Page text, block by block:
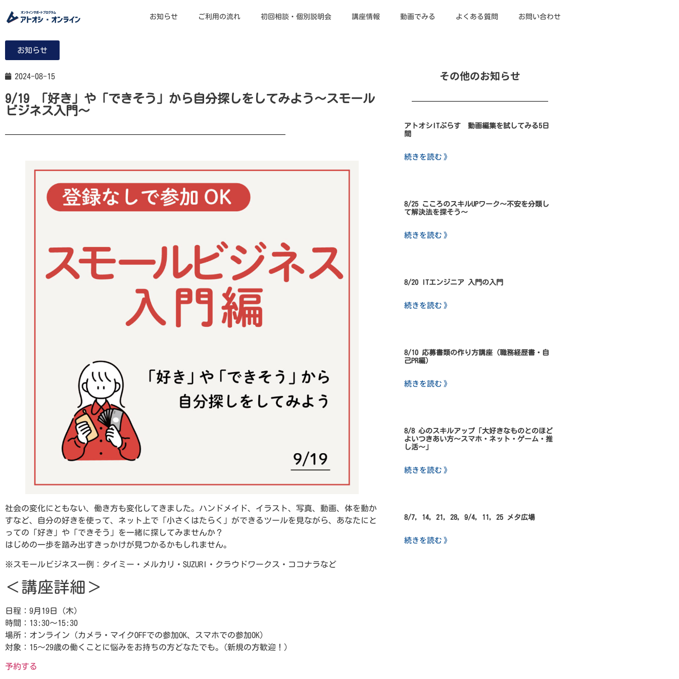
お知らせ ご利用の流れ 初回相談・個別説明会 講座情報 動画でみる よくある質問 お問い合わせ
お知らせ
2024-08-15
9/19 「好き」や「できそう」から自分探しをしてみよう～スモール
ビジネス入門～
社会の変化にともない、働き方も変化してきました。ハンドメイド、イラスト、写真、動画、体を動か
すなど、自分の好きを使って、ネット上で「小さくはたらく」ができるツールを見ながら、あなたにと
っての「好き」や「できそう」を一緒に探してみませんか？
はじめの一歩を踏み出すきっかけが見つかるかもしれません。
※スモールビジネス一例：タイミー・メルカリ・SUZURI・クラウドワークス・ココナラなど
＜講座詳細＞
日程：9月19日（木）
時間：13:30～15:30
場所：オンライン（カメラ・マイクOFFでの参加OK、スマホでの参加OK）
対象：15～29歳の働くことに悩みをお持ちの方どなたでも。(新規の方歓迎！）
予約する
その他のお知らせ
アトオシITぷらす 動画編集を試してみる5日
間
続きを読む 》
8/25 こころのスキルUPワーク～不安を分類し
て解決法を探そう～
続きを読む 》
8/20 ITエンジニア 入門の入門
続きを読む 》
8/10 応募書類の作り方講座（職務経歴書・自
己PR編）
続きを読む 》
8/8 心のスキルアップ「大好きなものとのほど
よいつきあい方～スマホ・ネット・ゲーム・推
し活～」
続きを読む 》
8/7, 14, 21, 28, 9/4, 11, 25 メタ広場
続きを読む 》